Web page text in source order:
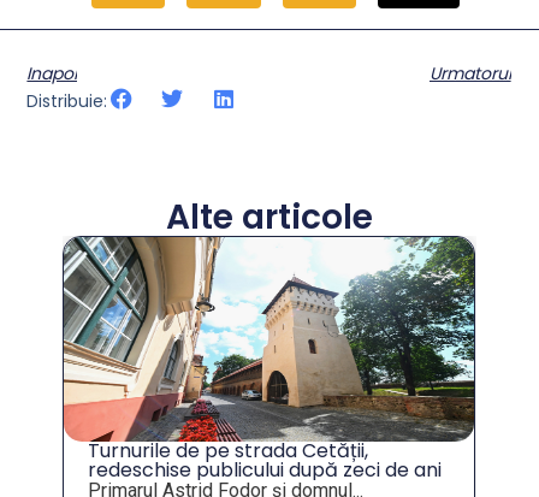
Inapoi
Urmatorul
Distribuie:
Alte articole
Turnurile de pe strada Cetății,
redeschise publicului după zeci de ani
Primarul Astrid Fodor și domnul...